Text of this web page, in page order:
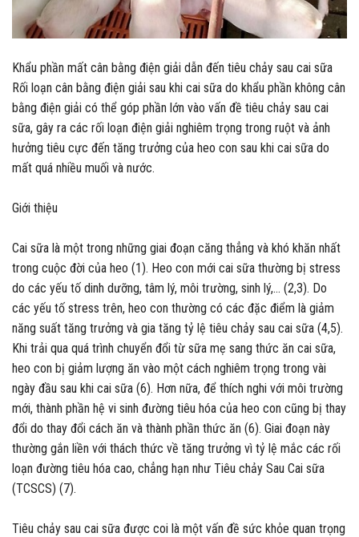
Khẩu phần mất cân bằng điện giải dẫn đến tiêu chảy sau cai sữa
Rối loạn cân bằng điện giải sau khi cai sữa do khẩu phần không cân
bằng điện giải có thể góp phần lớn vào vấn đề tiêu chảy sau cai
sữa, gây ra các rối loạn điện giải nghiêm trọng trong ruột và ảnh
hưởng tiêu cực đến tăng trưởng của heo con sau khi cai sữa do
mất quá nhiều muối và nước.
Giới thiệu
Cai sữa là một trong những giai đoạn căng thẳng và khó khăn nhất
trong cuộc đời của heo (1). Heo con mới cai sữa thường bị stress
do các yếu tố dinh dưỡng, tâm l‎‎‎ý, môi trường, sinh l‎ý,… (2,3). Do
các yếu tố stress trên, heo con thường có các đặc điểm là giảm
năng suất tăng trưởng và gia tăng tỷ lệ tiêu chảy sau cai sữa (4,5).
Khi trải qua quá trình chuyển đổi từ sữa mẹ sang thức ăn cai sữa,
heo con bị giảm lượng ăn vào một cách nghiêm trọng trong vài
ngày đầu sau khi cai sữa (6). Hơn nữa, để thích nghi với môi trường
mới, thành phần hệ vi sinh đường tiêu hóa của heo con cũng bị thay
đổi do thay đổi cách ăn và thành phần thức ăn (6). Giai đoạn này
thường gắn liền với thách thức về tăng trưởng vì tỷ lệ mắc các rối
loạn đường tiêu hóa cao, chẳng hạn như Tiêu chảy Sau Cai sữa
(TCSCS) (7).
Tiêu chảy sau cai sữa được coi là một vấn đề sức khỏe quan trọng